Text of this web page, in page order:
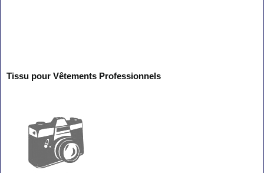
Tissu pour Vêtements Professionnels